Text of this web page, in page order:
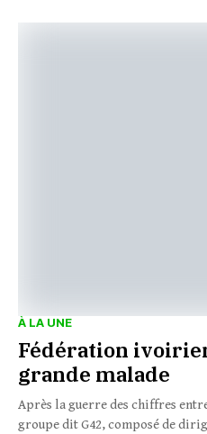
À LA UNE
Fédération
grande malade
Après la guerre des chiffres
groupe dit G42, composé de